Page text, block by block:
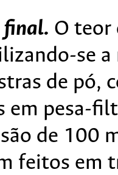
final. O teor
se
de pó,
em pesa-
de 100
feitos em